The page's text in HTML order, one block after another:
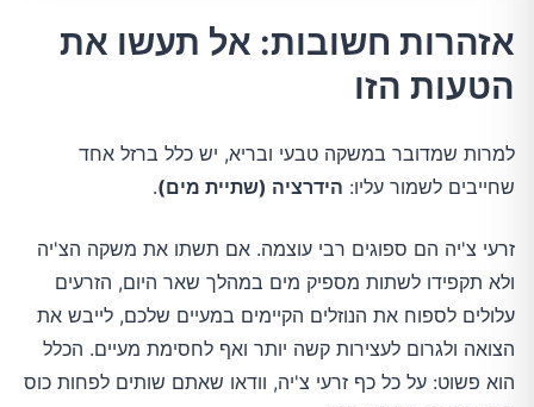
אזהרות חשובות: אל תעשו את
הטעות הזו
למרות שמדובר במשקה טבעי ובריא, יש כלל ברזל אחד
שחייבים לשמור עליו: הידרציה (שתיית מים).
זרעי צ'יה הם ספוגים רבי עוצמה. אם תשתו את משקה הצ'יה
ולא תקפידו לשתות מספיק מים במהלך שאר היום, הזרעים
עלולים לספוח את הנוזלים הקיימים במעיים שלכם, לייבש את
הצואה ולגרום לעצירות קשה יותר ואף לחסימת מעיים. הכלל
הוא פשוט: על כל כף זרעי צ'יה, וודאו שאתם שותים לפחות כוס